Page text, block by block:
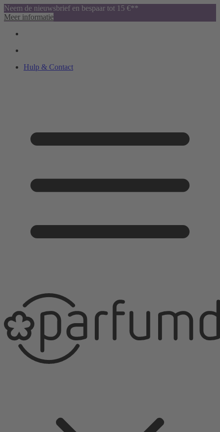
Neem de nieuwsbrief en bespaar tot 15 €**
Meer informatie
Hulp & Contact